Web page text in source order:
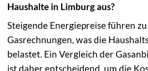
Haushalte in Limburg aus?
Steigende Energiepreise führen
Gasrechnungen, was die
belastet. Ein Vergleich der
ist daher entscheidend, um die